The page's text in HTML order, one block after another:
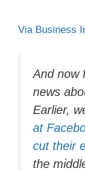
Via Business
And now
news
Earlier,
at
cut their
the